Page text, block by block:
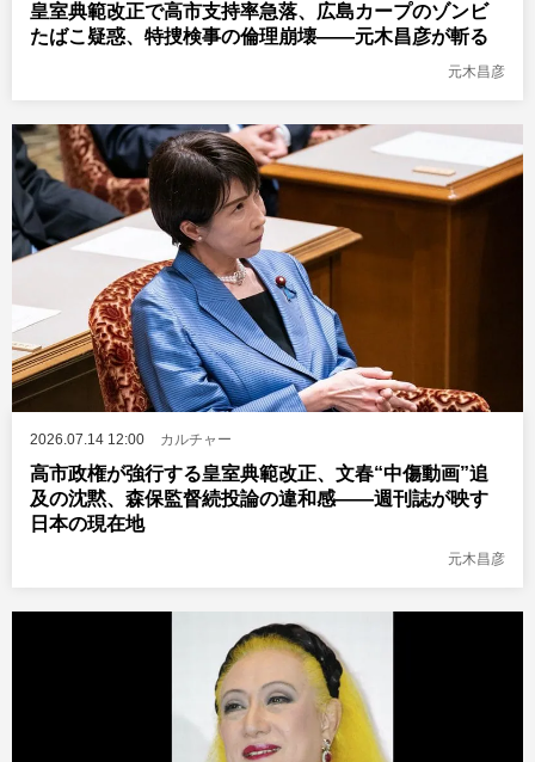
皇室典範改正で高市支持率急落、広島カープのゾンビ
たばこ疑惑、特捜検事の倫理崩壊――元木昌彦が斬る
元木昌彦
2026.07.14 12:00 カルチャー
高市政権が強行する皇室典範改正、文春“中傷動画”追
及の沈黙、森保監督続投論の違和感――週刊誌が映す
日本の現在地
元木昌彦